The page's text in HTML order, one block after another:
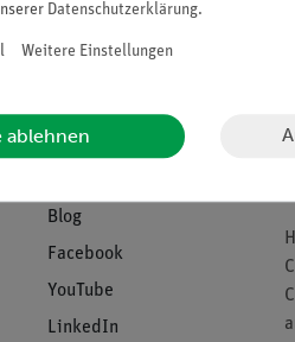
Social Media
Blog
Facebook
YouTube
LinkedIn
Daten­schutz­erklärung.
Weitere Einstellungen
ablehnen